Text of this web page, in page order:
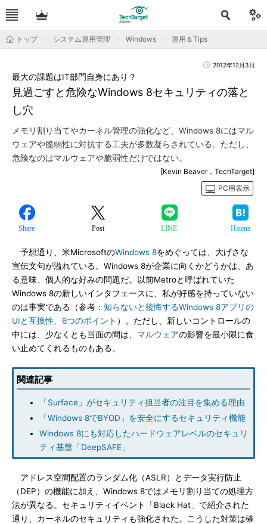
トップ システム運用管理 Windows 運用＆Tips
2012年12月3日
見過ごすと危険なWindows 8セキュリティの落と
し穴
最大の課題はIT部門自身にあり？
メモリ割り当てやカーネル管理の強化など、Windows 8にはマル
ウェアや脆弱性に対抗する工夫が多数凝らされている。ただし、
危険なのはマルウェアや脆弱性だけではない。
[Kevin Beaver，TechTarget]
PC用表示
Share Post LINE Hatena
予想通り、米MicrosoftのWindows 8をめぐっては、大げさな
宣伝文句が溢れている。Windows 8が企業に向くかどうかは、あ
る意味、個人的な好みの問題だ。以前Metroと呼ばれていた
Windows 8の新しいインタフェースに、私が好感を持っていない
のは事実である（参考： 知らないと後悔するWindows 8アプリの
UIと互換性、6つのポイント ）。ただし、新しいコントロールの
中には、少なくとも当面の間は、 マルウェアの影響を最小限に食
い止めてくれるものもある。
関連記事
「Surface」がセキュリティ担当者の注目を集める理由
「Windows 8でBYOD」を安全にするセキュリティ機能
Windows 8にも対応したハードウェアレベルのセキュリ
ティ基盤「DeepSAFE」
アドレス空間配置のランダム化（ASLR）とデータ実行防止
（DEP）の機能に加え、Windows 8ではメモリ割り当ての処理方
法が異なる。セキュリティイベント「Black Hat」で紹介された
通り、カーネルのセキュリティも強化された。こうした対策は確